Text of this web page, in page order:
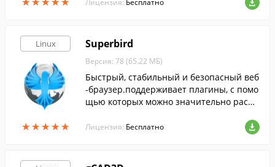
Лицензия: Бесплатно
Linux
★★★★★
★★★★★
Superbird
Версия: 78 (65.22 МБ)
Быстрый, стабильный и безопасный веб
-браузер.поддерживает плагины, с помо
щью которых можно значительно расш
функции.
Лицензия: Бесплатно